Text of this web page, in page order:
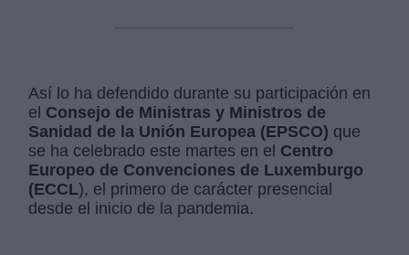
Así lo ha defendido durante su participación en
el Consejo de Ministras y Ministros de
Sanidad de la Unión Europea (EPSCO) que
se ha celebrado este martes en el Centro
Europeo de Convenciones de Luxemburgo
(ECCL), el primero de carácter presencial
desde el inicio de la pandemia.